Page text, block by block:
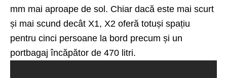
mm mai aproape de sol. Chiar dacă este mai scurt
și mai scund decât X1, X2 oferă totuși spațiu
pentru cinci persoane la bord precum și un
portbagaj încăpător de 470 litri.